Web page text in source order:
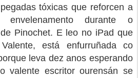
tóxicas que reforcen a
durante o
Pinochet. E leo no iPad que
está enfurruñada co
leva dez anos esperando
valente escritor ourensán se